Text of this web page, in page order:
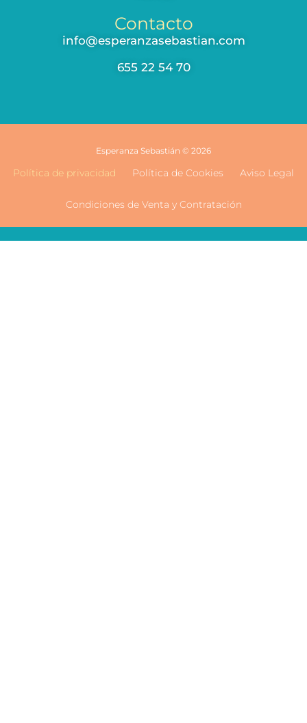
Contacto
info@esperanzasebastian.com
655 22 54 70
Esperanza Sebastián © 2026
Política de privacidad Política de Cookies Aviso Legal
Condiciones de Venta y Contratación